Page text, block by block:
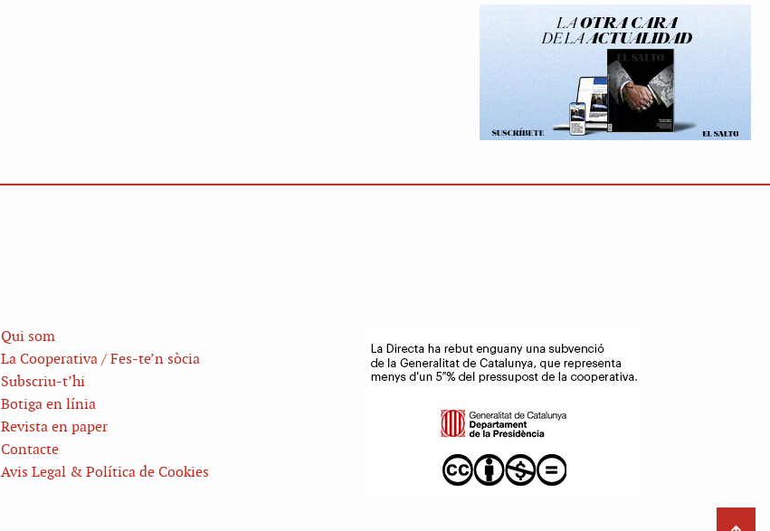
Qui som
La Cooperativa / Fes-te’n sòcia
Subscriu-t’hi
Botiga en línia
Revista en paper
Contacte
Avis Legal & Política de Cookies